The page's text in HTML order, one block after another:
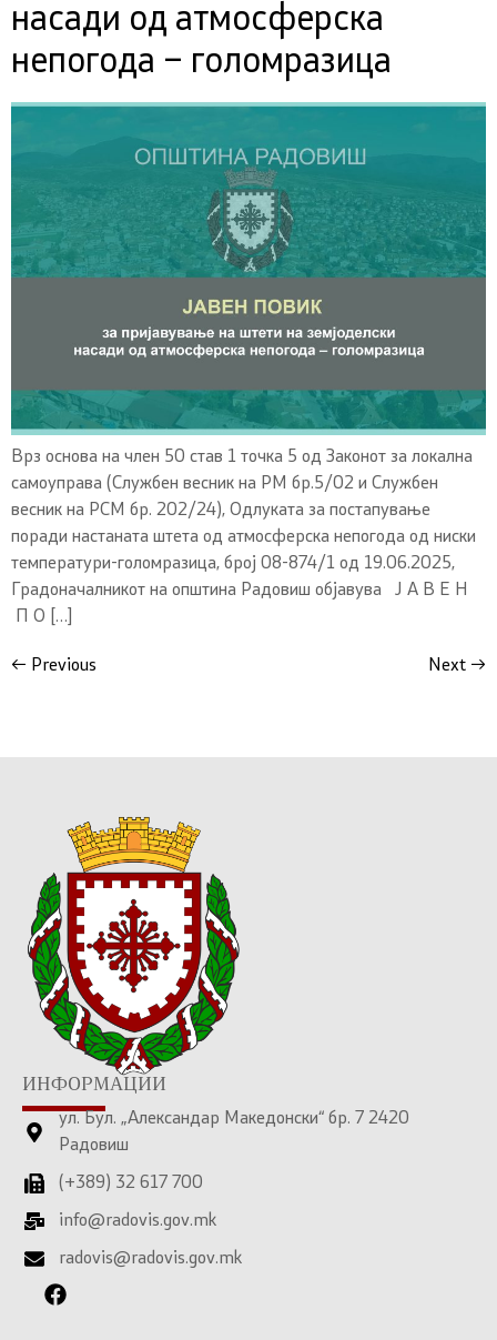
насади од атмосферска
непогода – голомразица
Врз основа на член 50 став 1 точка 5 од Законот за локална
самоуправа (Службен весник на РМ бр.5/02 и Службен
весник на РСМ бр. 202/24), Одлуката за постапување
поради настаната штета од атмосферска непогода од ниски
температури-голомразица, број 08-874/1 од 19.06.2025,
Градоначалникот на општина Радовиш објавува Ј А В Е Н
П О […]
← Previous Next →
ИНФОРМАЦИИ
ул. Бул. „Александар Македонски“ бр. 7 2420
Радовиш
(+389) 32 617 700
info@radovis.gov.mk
radovis@radovis.gov.mk